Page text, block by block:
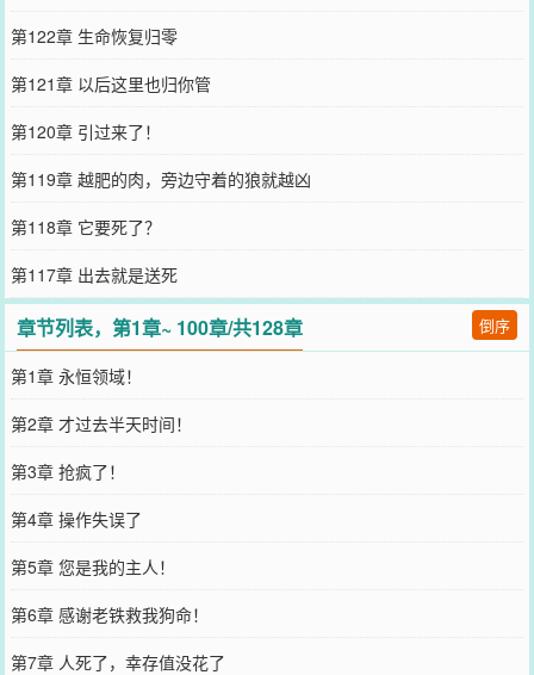
第122章 生命恢复归零
第121章 以后这里也归你管
第120章 引过来了！
第119章 越肥的肉，旁边守着的狼就越凶
第118章 它要死了？
第117章 出去就是送死
章节列表，第1章~ 100章/共128章 倒序
第1章 永恒领域！
第2章 才过去半天时间！
第3章 抢疯了！
第4章 操作失误了
第5章 您是我的主人！
第6章 感谢老铁救我狗命！
第7章 人死了，幸存值没花了